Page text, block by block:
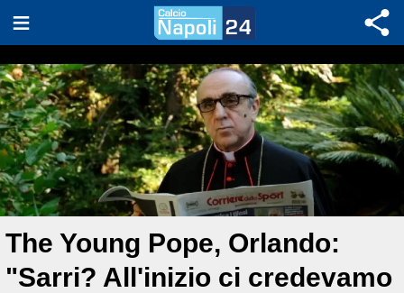
The Young Pope, Orlando:
"Sarri? All'inizio ci credevamo